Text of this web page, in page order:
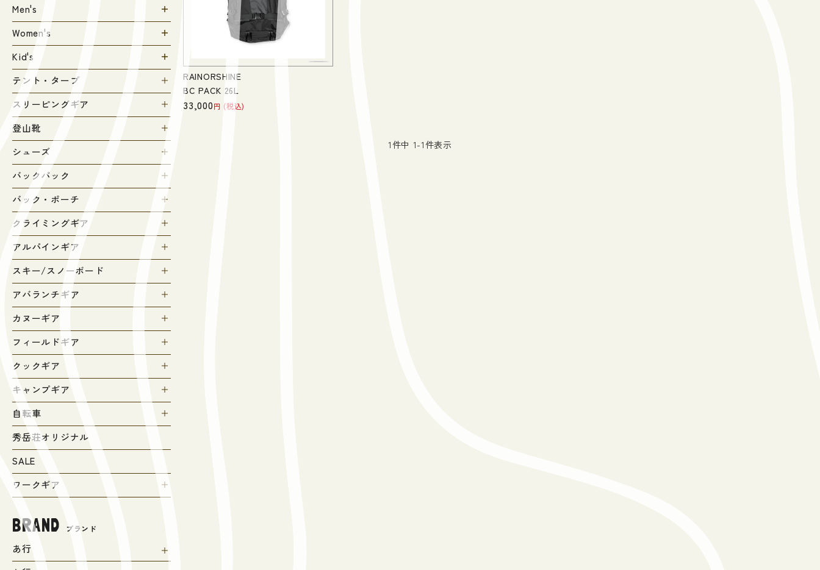
Men's
Women's
Kid's
テント・タープ
スリーピングギア
登山靴
シューズ
バックパック
バック・ポーチ
クライミングギア
アルパインギア
スキー/スノーボード
アバランチギア
カヌーギア
フィールドギア
クックギア
キャンプギア
自転車
秀岳荘オリジナル
SALE
ワークギア
BRAND ブランド
あ行
RAINORSHINE
BC PACK 26L
33,000 税込
1件中 1-1件表示